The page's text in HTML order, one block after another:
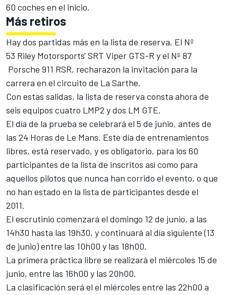
60 coches en el inicio.
Más retiros
Hay dos partidas más en la lista de reserva. El Nº
53 Riley Motorsports' SRT Viper GTS-R y el Nº 87
Porsche 911 RSR, recharazon la invitación para la
carrera en el circuito de La Sarthe.
Con estas salidas, la lista de reserva consta ahora de
seis equipos cuatro LMP2 y dos LM GTE.
El día de la prueba se celebrará el 5 de junio, antes de
las 24 Horas de Le Mans. Este día de entrenamientos
libres, está reservado, y es obligatorio, para los 60
participantes de la lista de inscritos así como para
aquellos pilotos que nunca han corrido el evento, o que
no han estado en la lista de participantes desde el
2011.
El escrutinio comenzará el domingo 12 de junio, a las
14h30 hasta las 19h30, y continuará al día siguiente (13
de junio) entre las 10h00 y las 18h00.
La primera práctica libre se realizará el miércoles 15 de
junio, entre las 16h00 y las 20h00.
La clasificación será el el miércoles entre las 22h00 a